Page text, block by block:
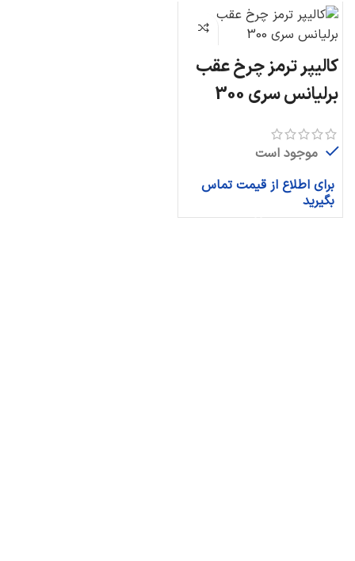
کالیپر ترمز چرخ عقب
برلیانس سری 300
موجود است
برای اطلاع از قیمت تماس
بگیرید